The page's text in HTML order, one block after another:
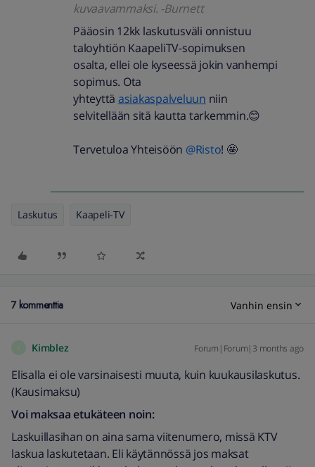
kuvaavammaksi. -Burnett
Pääosin 12kk laskutusväli onnistuu
taloyhtiön KaapeliTV-sopimuksen
osalta, ellei ole kyseessä jokin vanhempi
sopimus. Ota
yhteyttä asiakaspalveluun niin
selvitellään sitä kautta tarkemmin.😊
Tervetuloa Yhteisöön ​ @Risto! 🤩
Laskutus Kaapeli-TV
7 kommenttia Vanhin ensin
Kimblez Forum|Forum|3 months ago
Elisalla ei ole varsinaisesti muuta, kuin kuukausilaskutus.
(Kausimaksu)
Voi maksaa etukäteen noin:
Laskuillasihan on aina sama viitenumero, missä KTV
laskua laskutetaan. Eli käytännössä jos maksat